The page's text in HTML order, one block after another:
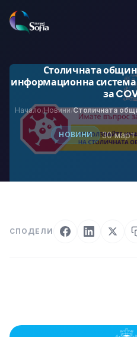
към
Столичната
информационна система
за
Начало/Новини/
НОВИНИ ·30 март
СПОДЕЛИ